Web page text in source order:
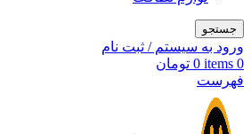
جستجو
ورود به سیستم / ثبت نام
0
items
0 تومان
فهرست